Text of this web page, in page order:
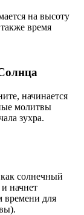
на высоту
время
начинается
молитвы
зухра.
солнечный
начнет
времени для